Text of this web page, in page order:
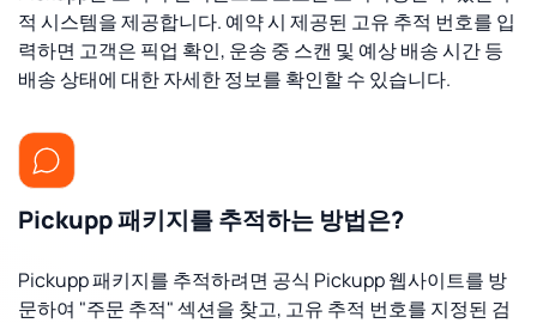
적 시스템을 제공합니다. 예약 시 제공된 고유 추적 번호를 입
력하면 고객은 픽업 확인, 운송 중 스캔 및 예상 배송 시간 등
배송 상태에 대한 자세한 정보를 확인할 수 있습니다.
Pickupp 패키지를 추적하는 방법은?
Pickupp 패키지를 추적하려면 공식 Pickupp 웹사이트를 방
문하여 "주문 추적" 섹션을 찾고, 고유 추적 번호를 지정된 검